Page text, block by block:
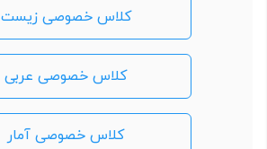
کلاس خصوصی زیست
کلاس خصوصی عربی
کلاس خصوصی آمار